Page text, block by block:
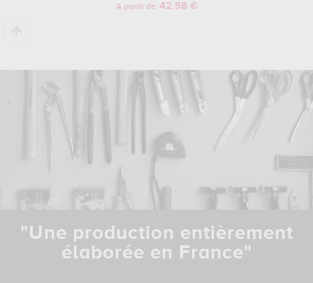
A partir de 42.58 €
"Une production entièrement
élaborée en France"